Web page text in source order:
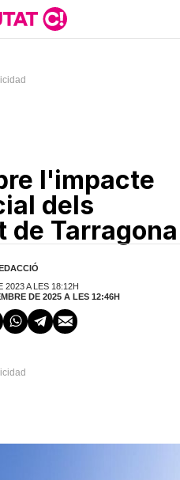
l'impacte
dels
de Tarragona
2023 A LES 18:12H
DE 2025 A LES 12:46H